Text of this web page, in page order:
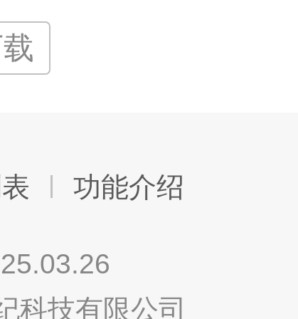
功能介绍
科技有限公司